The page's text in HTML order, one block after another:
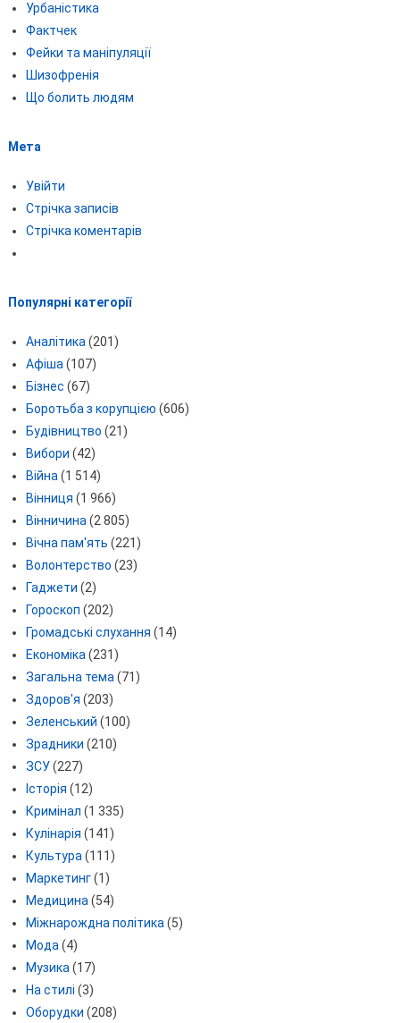
Урбаністика
Фактчек
Фейки та маніпуляції
Шизофренія
Що болить людям
Мета
Увійти
Стрічка записів
Стрічка коментарів
Популярні категорії
Аналітика (201)
Афіша (107)
Бізнес (67)
Боротьба з корупцією (606)
Будівництво (21)
Вибори (42)
Війна (1 514)
Вінниця (1 966)
Вінничина (2 805)
Вічна пам'ять (221)
Волонтерство (23)
Гаджети (2)
Гороскоп (202)
Громадські слухання (14)
Економіка (231)
Загальна тема (71)
Здоров'я (203)
Зеленський (100)
Зрадники (210)
ЗСУ(227)
Історія (12)
Кримінал (1 335)
Кулінарія (141)
Культура (111)
Маркетинг(1)
Медицина (54)
Міжнарождна політика (5)
Мода (4)
Музика (17)
На стилі (3)
Оборудки (208)